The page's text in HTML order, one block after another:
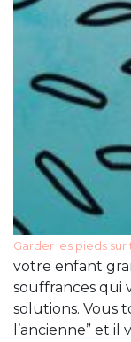
Garder les pieds
votre enfant
souffrances qui
solutions. Vous
l’ancienne” et